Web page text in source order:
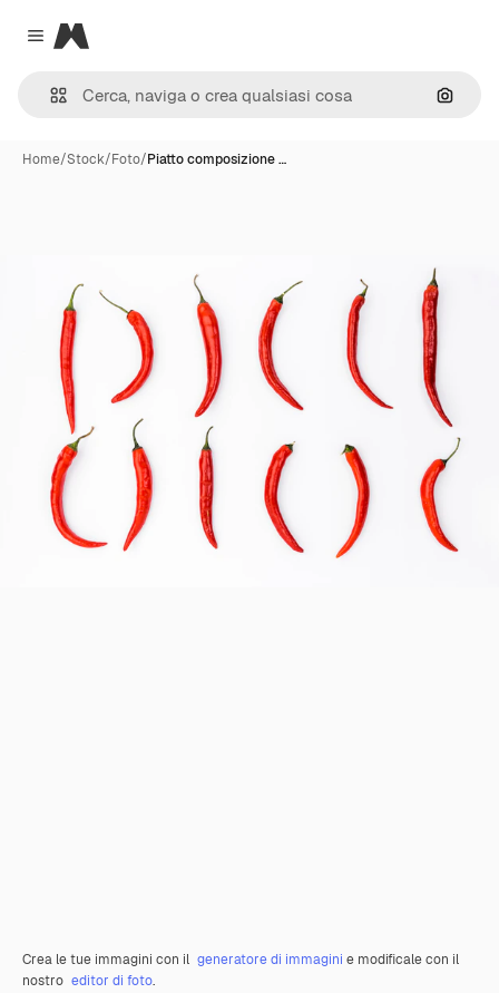
Close menu
Magnific
Cerca
Home/Stock/Foto/Piatto composizione …
Crea le tue immagini con il generatore di immagini e modificale con il
nostro editor di foto.